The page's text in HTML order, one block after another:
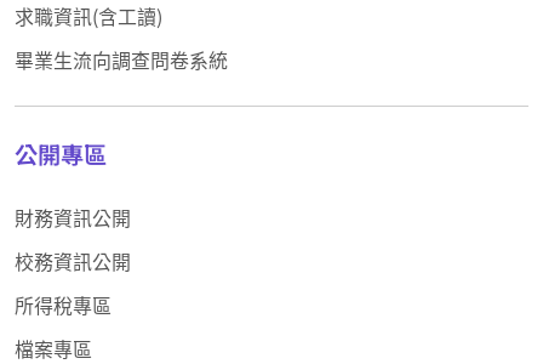
求職資訊(含工讀)
畢業生流向調查問卷系統
公開專區
財務資訊公開
校務資訊公開
所得稅專區
檔案專區